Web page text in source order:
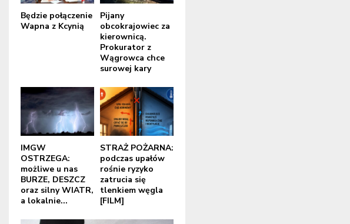
Będzie połączenie
Wapna z Kcynią
Pijany
obcokrajowiec za
kierownicą.
Prokurator z
Wągrowca chce
surowej kary
IMGW
OSTRZEGA:
możliwe u nas
BURZE, DESZCZ
oraz silny WIATR,
a lokalnie...
STRAŻ POŻARNA:
podczas upałów
rośnie ryzyko
zatrucia się
tlenkiem węgla
[FILM]